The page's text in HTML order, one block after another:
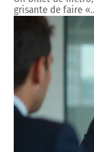
grisante de faire «